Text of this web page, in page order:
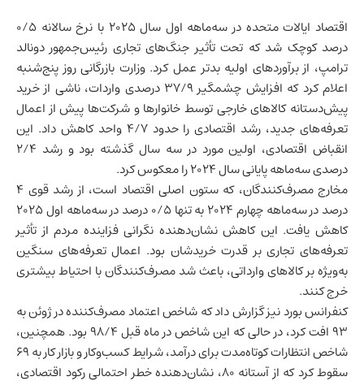
اقتصاد ایالات متحده
در سه‌ماهه اول سال ۲۰۲۵ با نرخ سالانه ۰/۵
درصد کوچک شد که تحت تأثیر جنگ‌های تجاری رئیس‌جمهور دونالد
ترامپ، از برآوردهای اولیه بدتر عمل کرد. وزارت بازرگانی روز پنج‌شنبه
اعلام کرد که افزایش چشمگیر ۳۷/۹ درصدی واردات، ناشی از خرید
پیش‌دستانه کالاهای خارجی توسط خانوارها و شرکت‌ها پیش از اعمال
تعرفه‌های جدید، رشد اقتصادی را حدود ۴/۷ واحد کاهش داد. این
انقباض اقتصادی، اولین مورد در سه سال گذشته بود و رشد ۲/۴
درصدی سه‌ماهه پایانی سال ۲۰۲۴ را معکوس کرد.
مخارج مصرف‌کنندگان، که ستون اصلی اقتصاد است، از رشد قوی ۴
درصد در سه‌ماهه چهارم ۲۰۲۴ به تنها ۰/۵ درصد در سه‌ماهه اول ۲۰۲۵
کاهش یافت. این کاهش نشان‌دهنده نگرانی فزاینده مردم از تأثیر
تعرفه‌های تجاری بر قدرت خریدشان بود. اعمال تعرفه‌های سنگین
به‌ویژه بر کالاهای وارداتی، باعث شد مصرف‌کنندگان با احتیاط بیشتری
خرج کنند.
کنفرانس بورد نیز گزارش داد که شاخص اعتماد مصرف‌کننده در ژوئن به
۹۳ افت کرد، در حالی که این شاخص در ماه قبل ۹۸/۴ بود. همچنین،
شاخص انتظارات کوتاه‌مدت برای درآمد، شرایط کسب‌وکار وبازار کار
به ۶۹
سقوط کرد که از آستانه ۸۰، نشان‌دهنده خطر احتمالی رکود اقتصادی،